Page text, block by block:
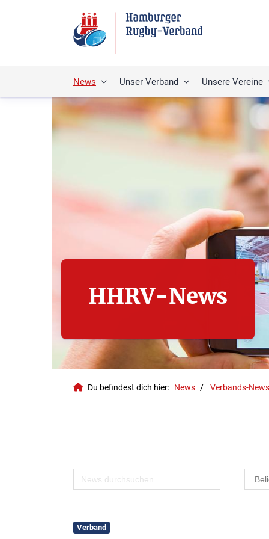
News Unser Verband Unsere Vereine
HHRV-News
Du befindest dich hier: News Verbands-News
Verband
Geschäftsstelle